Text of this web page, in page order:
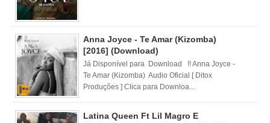
Anna Joyce - Te Amar (Kizomba)
[2016] (Download)
Já Disponível para Download !! Anna Joyce -
Te Amar (Kizomba) Audio Oficial [ Ditox
Produções ] Clica para Downloa...
Latina Queen Ft Lil Magro E